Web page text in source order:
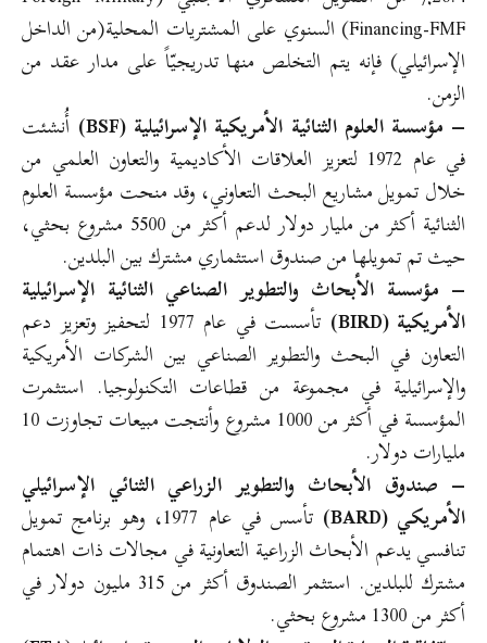
Financing-FMF) السنوي على المشتريات المحلية(من الداخل
الإسرائيلي) فإنه يتم التخلص منها تدريجيّاً على مدار عقد من
الزمن.
– مؤسسة العلوم الثنائية الأمريكية الإسرائيلية (BSF)
أُنشئت
في عام 1972 لتعزيز العلاقات الأكاديمية والتعاون العلمي من
خلال تمويل مشاريع البحث التعاوني، وقد منحت مؤسسة العلوم
الثنائية أكثر من مليار دولار لدعم أكثر من 5500 مشروع بحثي،
حيث تم تمويلها من صندوق استثماري مشترك بين البلدين.
– مؤسسة الأبحاث والتطوير الصناعي الثنائية الإسرائيلية
الأمريكية (BIRD)
تأسست في عام 1977 لتحفيز وتعزيز دعم
التعاون في البحث والتطوير الصناعي بين الشركات الأمريكية
والإسرائيلية في مجموعة من قطاعات التكنولوجيا. استثمرت
المؤسسة في أكثر من 1000 مشروع وأنتجت مبيعات تجاوزت 10
مليارات دولار.
– صندوق الأبحاث والتطوير الزراعي الثنائي الإسرائيلي
الأمريكي (BARD)
تأسس في عام 1977، وهو برنامج تمويل
تنافسي يدعم الأبحاث الزراعية التعاونية في مجالات ذات اهتمام
مشترك للبلدين. استثمر الصندوق أكثر من 315 مليون دولار في
أكثر من 1300 مشروع بحثي.